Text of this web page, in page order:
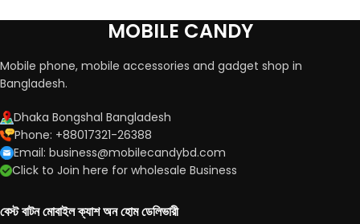
MOBILE CANDY
Mobile phone, mobile accessories and gadget shop in
Bangladesh.
Dhaka Bongshal Bangladesh
Phone: +88017321-26388
Email: business@mobilecandybd.com
Click to Join here for wholesale Business
বেস্ট বাটন মোবাইল ক্যাশ অন হোম ডেলিভারী